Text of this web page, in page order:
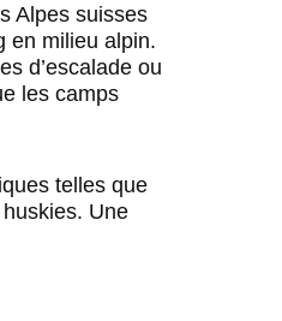
Alpes suisses
en milieu alpin.
d’escalade ou
les camps
telles que
Une